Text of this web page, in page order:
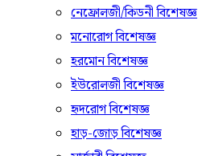
নেফ্রোলজী/কিডনী বিশেষজ্ঞ
মনোরোগ বিশেষজ্ঞ
হরমোন বিশেষজ্ঞ
ইউরোলজী বিশেষজ্ঞ
হৃদরোগ বিশেষজ্ঞ
হাড়-জোড় বিশেষজ্ঞ